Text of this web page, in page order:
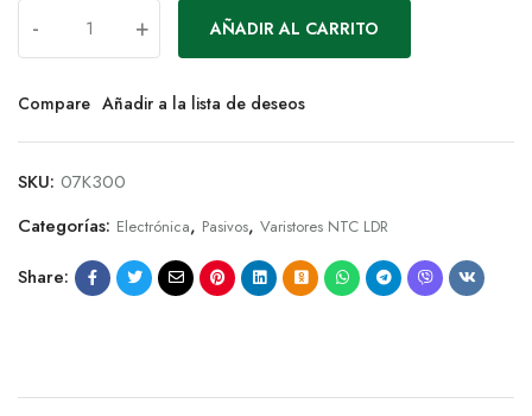
- + AÑADIR AL CARRITO
Compare Añadir a la lista de deseos
SKU: 07K300
Categorías: Electrónica, Pasivos, Varistores NTC LDR
Share: